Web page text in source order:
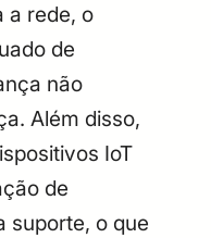
a rede, o
de
não
Além disso,
IoT
de
suporte, o que